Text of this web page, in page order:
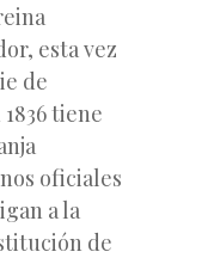
esta vez
de
tiene
oficiales
a la
de